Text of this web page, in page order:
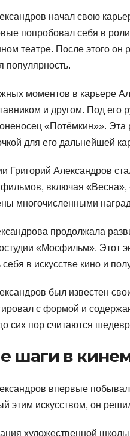
начал свою
попробовал себя в
театре. После этого он
популярность.
моментов в карьере
и другом. Под его
«Потёмкин»». Эта
для его дальнейшей
Григорий Александров
включая «Весна»,
многочисленными
продолжала
«Мосфильм». Этот
в искусстве кино и
был известен
с формой и
сих пор считаются
шаги в
впервые
этим искусством, он
художественной